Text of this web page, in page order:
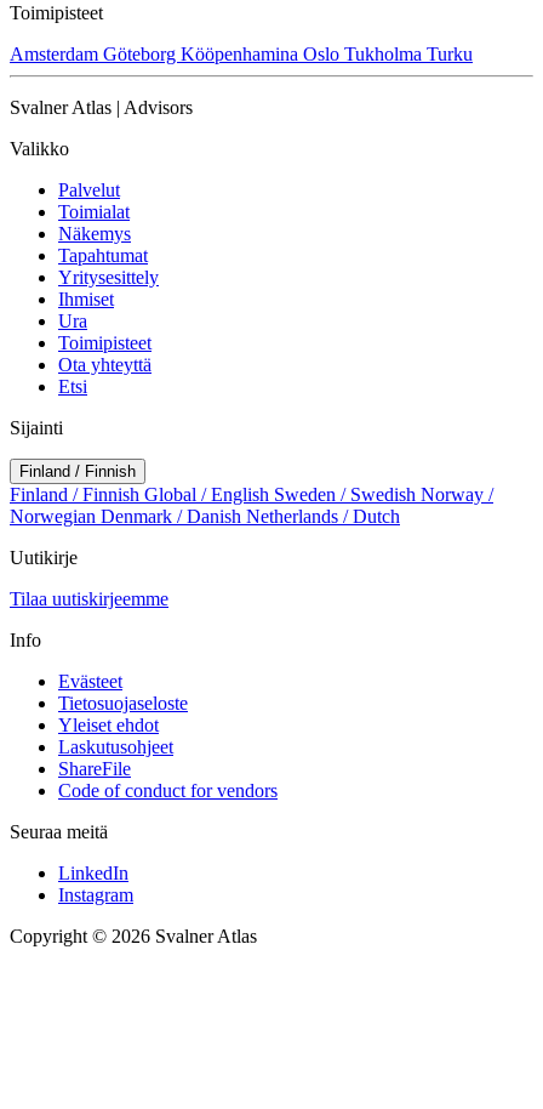
Toimipisteet
Amsterdam Göteborg Kööpenhamina Oslo Tukholma Turku
Svalner Atlas | Advisors
Valikko
Palvelut
Toimialat
Näkemys
Tapahtumat
Yritysesittely
Ihmiset
Ura
Toimipisteet
Ota yhteyttä
Etsi
Sijainti
Finland / Finnish
Finland / Finnish Global / English Sweden / Swedish Norway /
Norwegian Denmark / Danish Netherlands / Dutch
Uutikirje
Tilaa uutiskirjeemme
Info
Evästeet
Tietosuojaseloste
Yleiset ehdot
Laskutusohjeet
ShareFile
Code of conduct for vendors
Seuraa meitä
LinkedIn
Instagram
Copyright © 2026 Svalner Atlas